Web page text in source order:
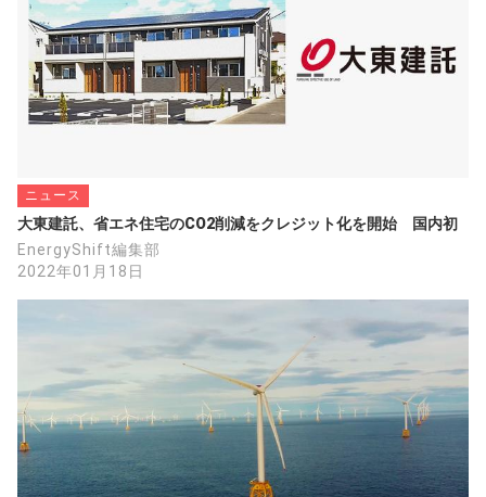
ニュース
大東建託、省エネ住宅のCO2削減をクレジット化を開始　国内初
EnergyShift編集部
2022年01月18日